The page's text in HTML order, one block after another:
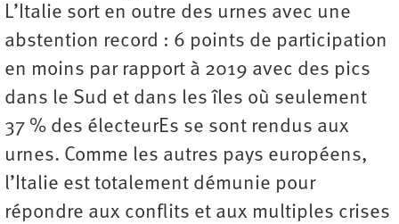
L’Italie sort en outre des urnes avec une
abstention record : 6 points de participation
en moins par rapport à 2019 avec des pics
dans le Sud et dans les îles où seulement
37 % des électeurEs se sont rendus aux
urnes. Comme les autres pays européens,
l’Italie est totalement démunie pour
répondre aux conflits et aux multiples crises